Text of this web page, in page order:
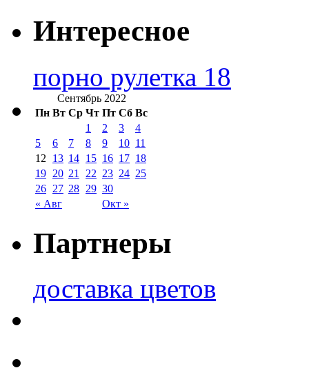
Интересное
порно рулетка 18
Сентябрь 2022
Пн Вт Ср Чт Пт Сб Вс
« Авг Окт »
1 2 3
4
5
6 7 8 9 10 11
12
13 14 15 16 17 18
19 20 21 22 23 24 25
26 27 28 29 30
Партнеры
доставка цветов